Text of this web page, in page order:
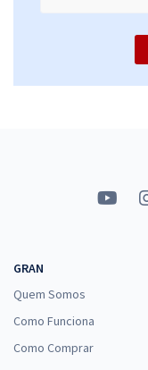
GRAN
Quem Somos
Como Funciona
Como Comprar